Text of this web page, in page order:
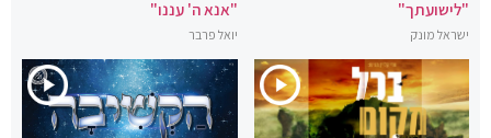
"לישועתך"
ישראל מונק
"אנא ה' עננו"
יואל פרבר